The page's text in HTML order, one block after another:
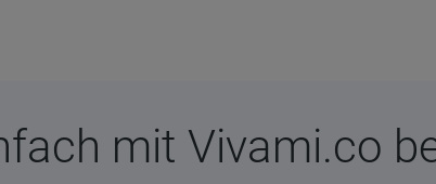
mit Vivami.co